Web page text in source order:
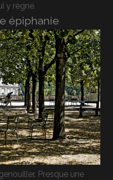
y règne.
épiphanie
Presque une